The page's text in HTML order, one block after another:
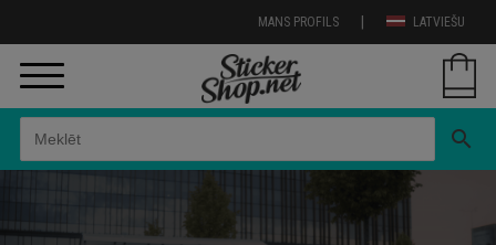
LATVIEŠU
|
MANS PROFILS
search